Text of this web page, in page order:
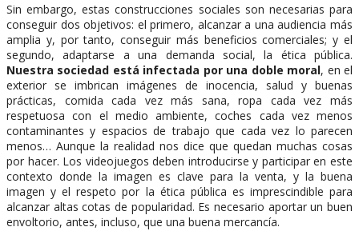
Sin embargo, estas construcciones sociales son necesarias para
conseguir dos objetivos: el primero, alcanzar a una audiencia más
amplia y, por tanto, conseguir más beneficios comerciales; y el
segundo, adaptarse a una demanda social, la ética pública.
Nuestra sociedad está infectada por una doble moral, en el
exterior se imbrican imágenes de inocencia, salud y buenas
prácticas, comida cada vez más sana, ropa cada vez más
respetuosa con el medio ambiente, coches cada vez menos
contaminantes y espacios de trabajo que cada vez lo parecen
menos… Aunque la realidad nos dice que quedan muchas cosas
por hacer. Los videojuegos deben introducirse y participar en este
contexto donde la imagen es clave para la venta, y la buena
imagen y el respeto por la ética pública es imprescindible para
alcanzar altas cotas de popularidad. Es necesario aportar un buen
envoltorio, antes, incluso, que una buena mercancía.